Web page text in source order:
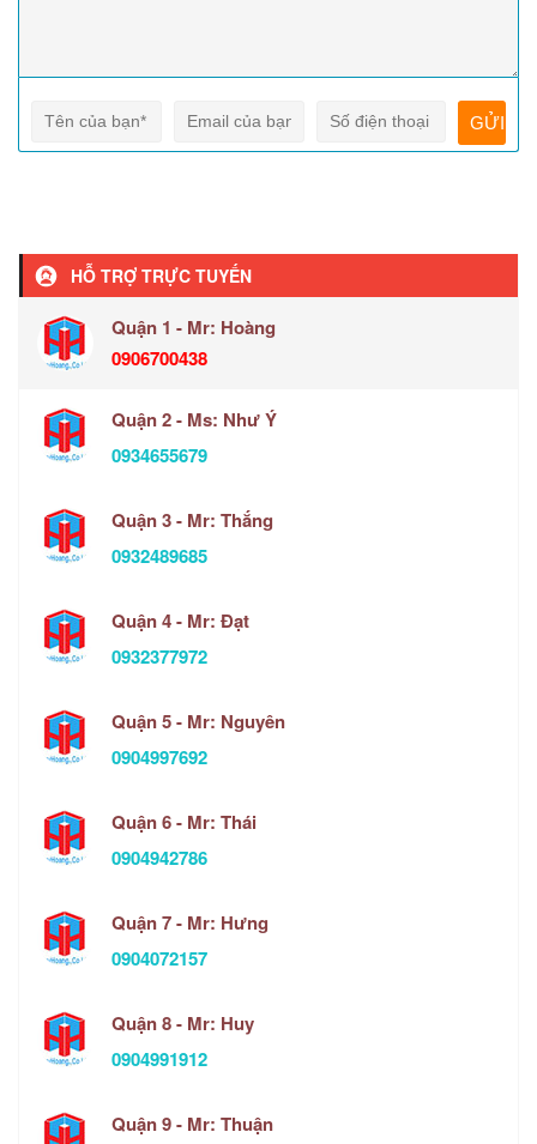
HỖ TRỢ TRỰC TUYẾN
Quận 1 - Mr: Hoàng
0906700438
Quận 2 - Ms: Như Ý
0934655679
Quận 3 - Mr: Thắng
0932489685
Quận 4 - Mr: Đạt
0932377972
Quận 5 - Mr: Nguyên
0904997692
Quận 6 - Mr: Thái
0904942786
Quận 7 - Mr: Hưng
0904072157
Quận 8 - Mr: Huy
0904991912
Quận 9 - Mr: Thuận